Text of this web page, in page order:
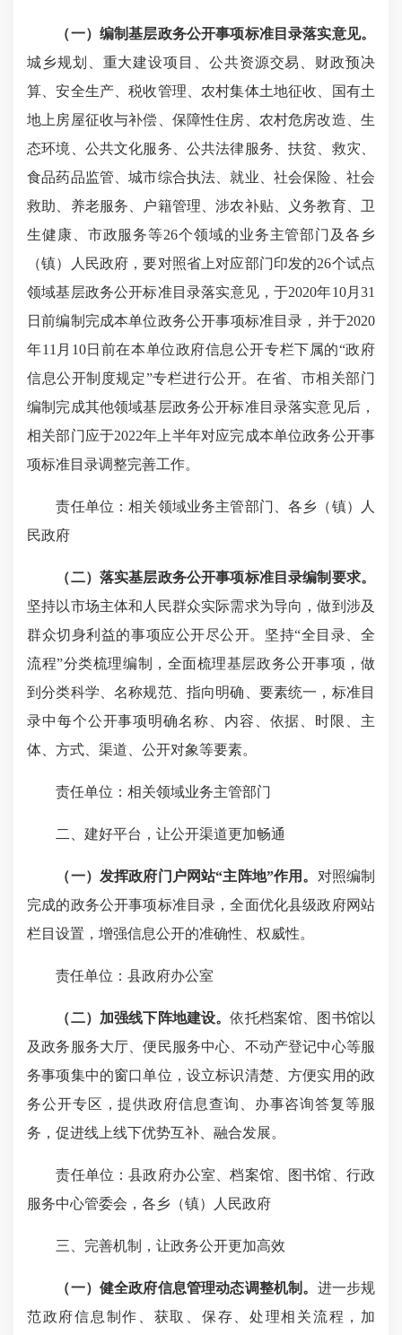
（一）编制基层政务公开事项标准目录落实意见。
城乡规划、重大建设项目、公共资源交易、财政预决
算、安全生产、税收管理、农村集体土地征收、国有土
地上房屋征收与补偿、保障性住房、农村危房改造、生
态环境、公共文化服务、公共法律服务、扶贫、救灾、
食品药品监管、城市综合执法、就业、社会保险、社会
救助、养老服务、户籍管理、涉农补贴、义务教育、卫
生健康、市政服务等26个领域的业务主管部门及各乡
（镇）人民政府，要对照省上对应部门印发的26个试点
领域基层政务公开标准目录落实意见，于2020年10月31
日前编制完成本单位政务公开事项标准目录，并于2020
年11月10日前在本单位政府信息公开专栏下属的“政府
信息公开制度规定”专栏进行公开。在省、市相关部门
编制完成其他领域基层政务公开标准目录落实意见后，
相关部门应于2022年上半年对应完成本单位政务公开事
项标准目录调整完善工作。
责任单位：相关领域业务主管部门、各乡（镇）人
民政府
（二）落实基层政务公开事项标准目录编制要求。
坚持以市场主体和人民群众实际需求为导向，做到涉及
群众切身利益的事项应公开尽公开。坚持“全目录、全
流程”分类梳理编制，全面梳理基层政务公开事项，做
到分类科学、名称规范、指向明确、要素统一，标准目
录中每个公开事项明确名称、内容、依据、时限、主
体、方式、渠道、公开对象等要素。
责任单位：相关领域业务主管部门
二、建好平台，让公开渠道更加畅通
（一）发挥政府门户网站“主阵地”作用。 对照编制
完成的政务公开事项标准目录，全面优化县级政府网站
栏目设置，增强信息公开的准确性、权威性。
责任单位：县政府办公室
（二）加强线下阵地建设。依托档案馆、图书馆以
及政务服务大厅、便民服务中心、不动产登记中心等服
务事项集中的窗口单位，设立标识清楚、方便实用的政
务公开专区，提供政府信息查询、办事咨询答复等服
务，促进线上线下优势互补、融合发展。
责任单位：县政府办公室、档案馆、图书馆、行政
服务中心管委会，各乡（镇）人民政府
三、完善机制，让政务公开更加高效
（一）健全政府信息管理动态调整机制。 进一步规
范政府信息制作、获取、保存、处理相关流程，加